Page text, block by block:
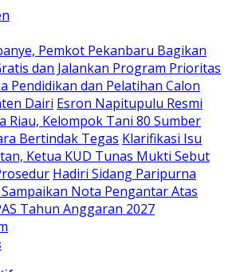
Pemkot Pekanbaru Bagikan
dan Jalankan Program Prioritas
Pendidikan dan Pelatihan Calon
Dairi Esron Napitupulu Resmi
Riau, Kelompok Tani 80 Sumber
Bertindak Tegas Klarifikasi Isu
Ketua KUD Tunas Mukti Sebut
Hadiri Sidang Paripurna
Nota Pengantar Atas
Tahun Anggaran 2027